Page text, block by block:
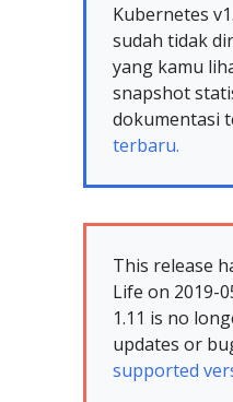
Kubernetes
sudah tidak
yang kamu
snapshot
dokumentasi
terbaru.
This release
Life on 2019-
1.11 is no
updates or
supported